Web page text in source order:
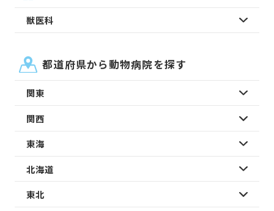
獣医科
都道府県から動物病院を探す
関東
関西
東海
北海道
東北